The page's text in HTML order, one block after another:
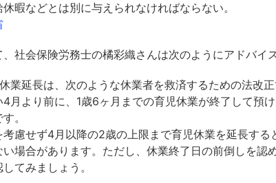
暇などとは別に与えられなければならない。
社会保険労務士の橘彩織さんは次のようにアドバイス
業延長は、次のような休業者を救済するための法改
月より前に、1歳6ヶ月までの育児休業が終了して預
。
慮せず4月以降の2歳の上限まで育児休業を延長する
い場合があります。ただし、休業終了日の前倒しを認
てみましょう。